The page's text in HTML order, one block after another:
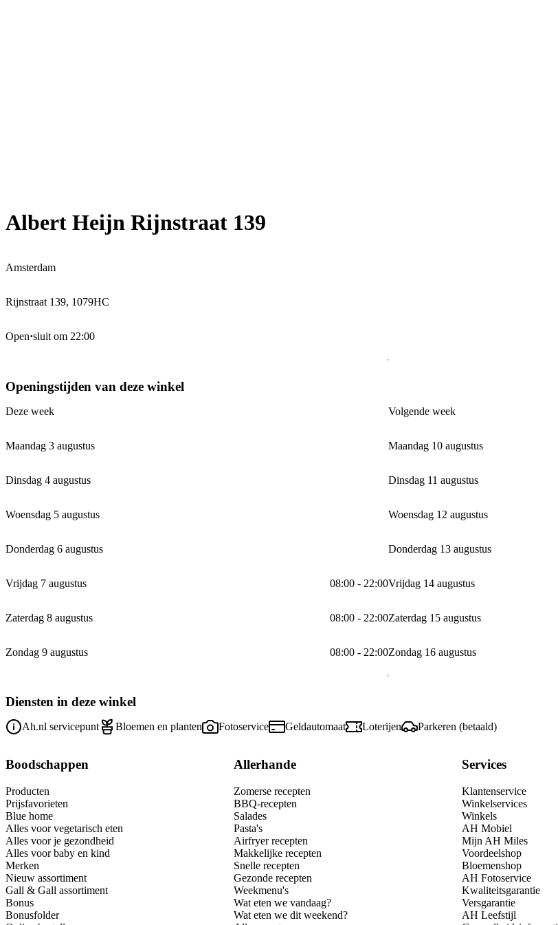
Albert Heijn Rijnstraat 139
Amsterdam
Rijnstraat 139, 1079HC
Open·sluit om 22:00
Openingstijden van deze winkel
Deze week
Maandag 3 augustus
Dinsdag 4 augustus
Woensdag 5 augustus
Donderdag 6 augustus
Vrijdag 7 augustus 08:00 - 22:00
Zaterdag 8 augustus 08:00 - 22:00
Zondag 9 augustus 08:00 - 22:00
Volgende week
Maandag 10 augustus
Dinsdag 11 augustus
Woensdag 12 augustus
Donderdag 13 augustus
Vrijdag 14 augustus
Zaterdag 15 augustus
Zondag 16 augustus
Diensten in deze winkel
Ah.nl servicepunt Bloemen en planten Fotoservice Geldautomaat Loterijen Parkeren (betaald)
Boodschappen
Producten
Prijsfavorieten
Blue home
Alles voor vegetarisch eten
Alles voor je gezondheid
Alles voor baby en kind
Merken
Nieuw assortiment
Gall & Gall assortiment
Bonus
Bonusfolder
Allerhande
Zomerse recepten
BBQ-recepten
Salades
Pasta's
Airfryer recepten
Makkelijke recepten
Snelle recepten
Gezonde recepten
Weekmenu's
Wat eten we vandaag?
Wat eten we dit weekend?
Services
Klantenservice
Winkelservices
Winkels
AH Mobiel
Mijn AH Miles
Voordeelshop
Bloemenshop
AH Fotoservice
Kwaliteitsgarantie
Versgarantie
AH Leefstijl